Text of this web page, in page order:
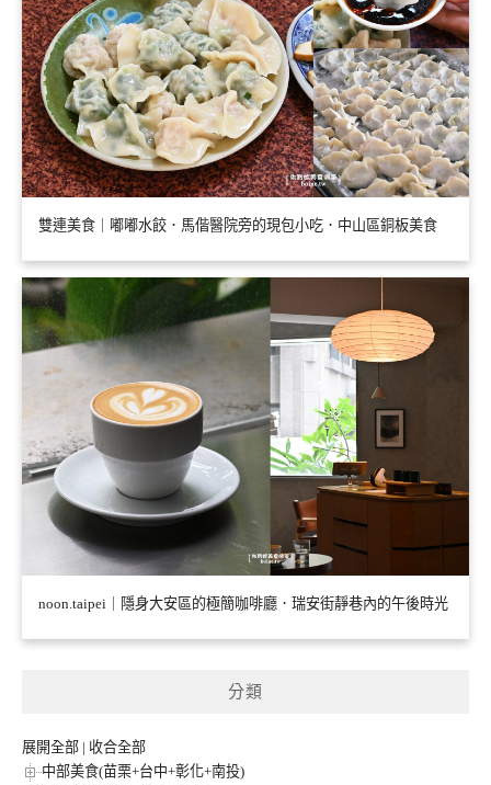
雙連美食｜嘟嘟水餃．馬偕醫院旁的現包小吃．中山區銅板美食
noon.taipei｜隱身大安區的極簡咖啡廳．瑞安街靜巷內的午後時光
分類
展開全部 | 收合全部
中部美食(苗栗+台中+彰化+南投)